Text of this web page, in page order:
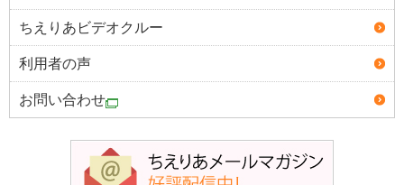
ちえりあビデオクルー
利用者の声
お問い合わせ